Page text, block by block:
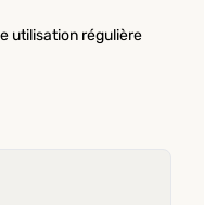
utilisation régulière